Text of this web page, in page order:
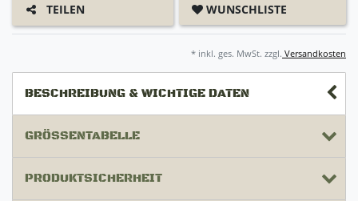
TEILEN WUNSCHLISTE
* inkl. ges. MwSt. zzgl. Versandkosten
BESCHREIBUNG & WICHTIGE DATEN
GRÖSSENTABELLE
PRODUKTSICHERHEIT